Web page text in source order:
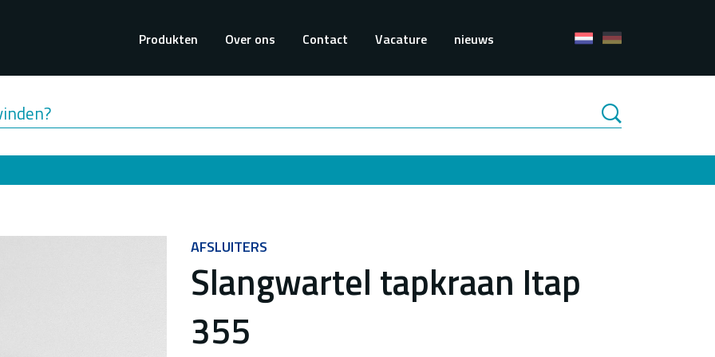
Hoofdnavigatie
Produkten Over ons Contact Vacature nieuws
AFSLUITERS
Slangwartel tapkraan Itap
355